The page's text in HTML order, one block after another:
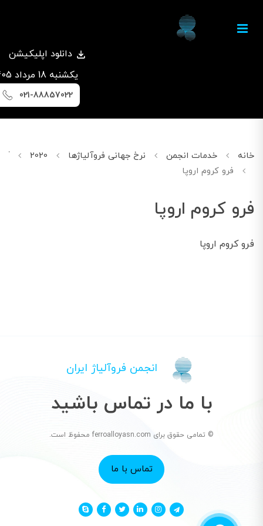
دانلود اپلیکیشن
يكشنبه 18 مرداد 1405
021-88857022
خانه خدمات انجمن نرخ جهانی فروآلیاژها 2020
فرو کروم اروپا
فرو کروم اروپا
فرو کروم اروپا
انجمن فروآلیاژ ایران
با ما در تماس باشید
© تمامی حقوق برای ferroalloyasn.com محفوظ است.
تماس با ما